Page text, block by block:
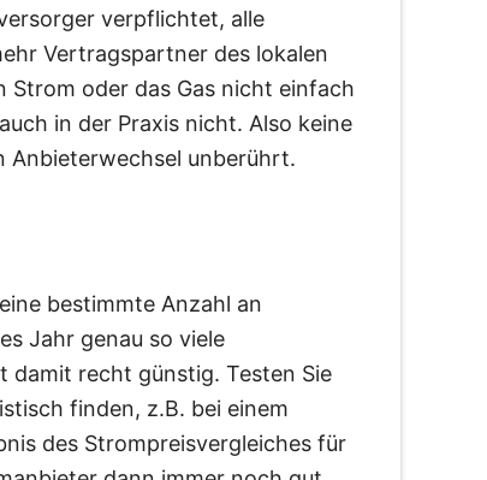
verpflichtet, alle
Vertragspartner des lokalen
Strom oder das Gas nicht einfach
in der Praxis nicht. Also keine
Anbieterwechsel unberührt.
bestimmte Anzahl an
Jahr genau so viele
recht günstig. Testen Sie
finden, z.B. bei einem
des Strompreisvergleiches für